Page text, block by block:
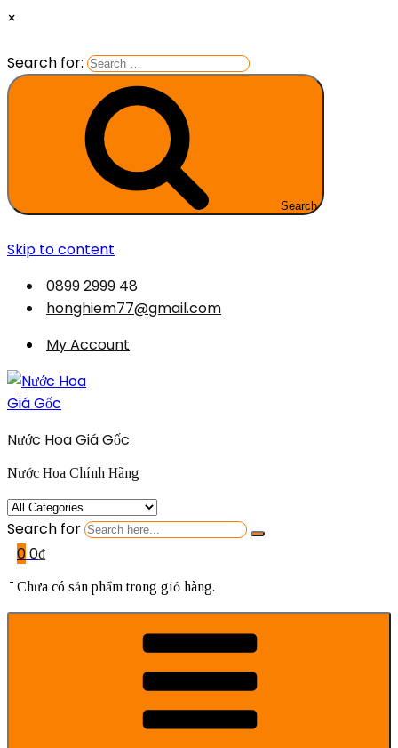
×
Search for:
Search
Skip to content
0899 2999 48
honghiem77@gmail.com
My Account
Nước Hoa Giá Gốc
Nước Hoa Chính Hãng
Search for
00₫
Chưa có sản phẩm trong giỏ hàng.